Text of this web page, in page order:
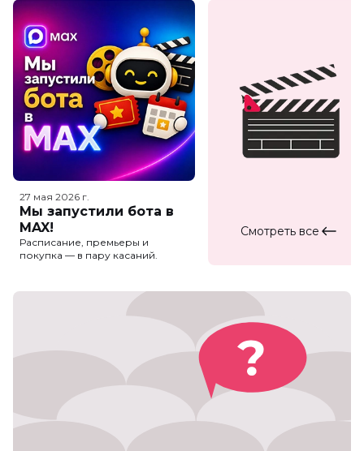
27 мая 2026 г.
Мы запустили бота в
MAX!
Расписание, премьеры и
покупка — в пару касаний.
Смотреть все